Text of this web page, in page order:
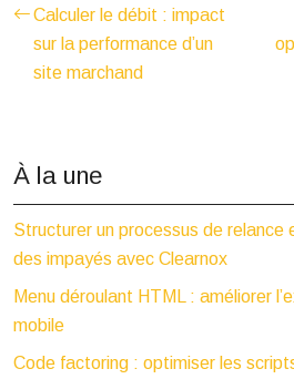
Calculer le débit : impact
sur la performance d’un
site marchand
À la une
Structurer un processus de
des impayés avec Clearnox
Menu déroulant HTML : améliorer
mobile
Code factoring : optimiser les